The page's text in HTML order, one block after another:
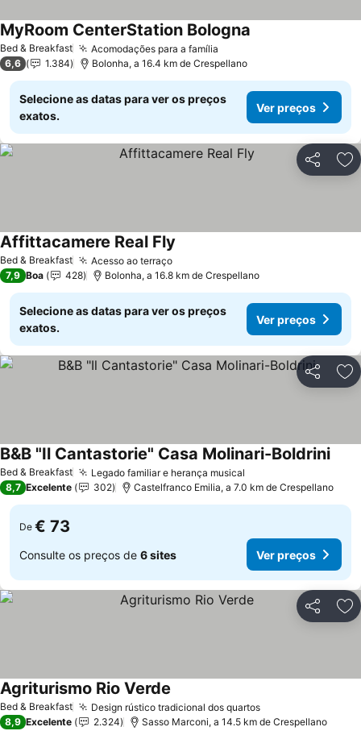
Bed & Breakfast Acomodações para a família
MyRoom CenterStation Bologna
6,6 1.384 Bolonha, a 16.4 km de Crespellano
Selecione as datas para ver os preços
exatos.
Ver preços
Partilhar
Bed & Breakfast Acesso ao terraço
Affittacamere Real Fly
7,9 Boa 428 Bolonha, a 16.8 km de Crespellano
Selecione as datas para ver os preços
exatos.
Ver preços
Partilhar
Bed & Breakfast Legado familiar e herança musical
B&B "Il Cantastorie" Casa Molinari-Boldrini
8,7 Excelente 302 Castelfranco Emilia, a 7.0 km de Crespellano
De € 73
Consulte os preços de 6 sites Ver preços
Partilhar
Bed & Breakfast Design rústico tradicional dos quartos
Agriturismo Rio Verde
8,9 Excelente 2.324 Sasso Marconi, a 14.5 km de Crespellano